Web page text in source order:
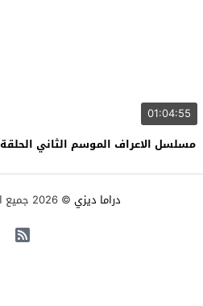
01:04:55
مسلسل الاعراف الموسم الثاني الحلقة 5
دراما ديزي © 2026 جميع الحقوق محفوظة.